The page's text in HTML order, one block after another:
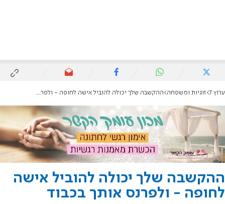
ערוץ 7 זוגיות ומשפחה ההקשבה שלך יכולה להוביל אישה לחופה - ולפרנס אותך בכבוד
ההקשבה שלך יכולה להוביל אישה
לחופה - ולפרנס אותך בכבוד